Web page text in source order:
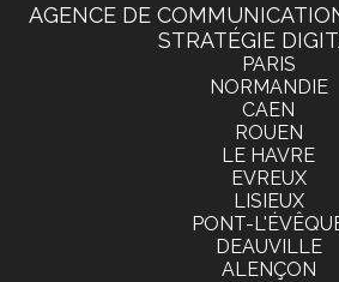
AGENCE DE
STRATÉGIE
PARIS
NORMANDIE
CAEN
ROUEN
LE HAVRE
EVREUX
LISIEUX
PONT-
DEAUVILLE
ALENÇON